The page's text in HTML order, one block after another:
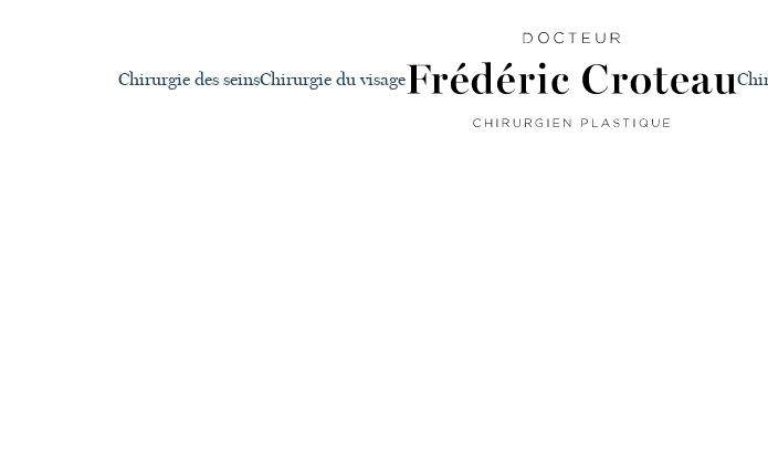
Chirurgie des seinsChirurgie du visage